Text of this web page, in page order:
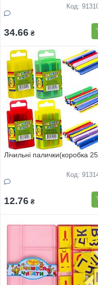
Код:
34.66 ₴
Лічильні палички(коробка
Код:
12.76 ₴